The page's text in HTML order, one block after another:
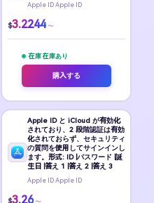
Apple ID Apple ID
$3.2244 〜
在庫 在庫あり
購入する
Apple ID と iCloud が有効化
されており、2 段階認証は有効
化されておらず、セキュリティ
の質問を使用してサインインし
ます。形式: ID |パスワード |誕
生日 |答え 1 |答え 2 |答え 3
Apple ID Apple ID
$3.26 〜